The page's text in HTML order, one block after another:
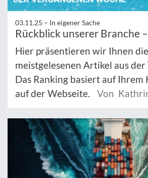
03.11.25 – In eigener Sache
Rückblick unserer Branche
Hier präsentieren wir Ihnen
meistgelesenen Artikel aus
Das Ranking basiert auf
auf der Webseite.
Von